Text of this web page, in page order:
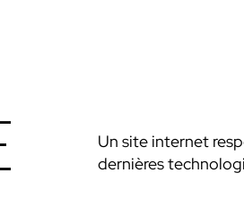
Un site internet
dernières